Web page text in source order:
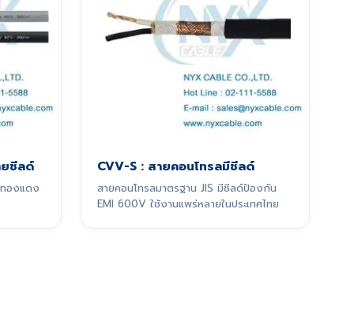
ยชีลด์
องแดง
CVV-S : สายคอนโทรลมีชีลด์
สายคอนโทรลมาตรฐาน JIS มีชีลด์ป้องกัน
EMI 600V ใช้งานแพร่หลายในประเทศไทย